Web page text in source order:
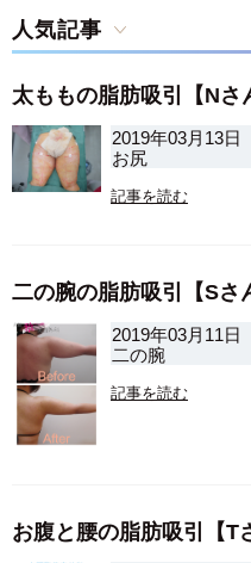
人気記事
太ももの脂肪吸引【Nさ
2019年03月13日
お尻
記事を読む
二の腕の脂肪吸引【Sさ
2019年03月11日
二の腕
記事を読む
お腹と腰の脂肪吸引【T